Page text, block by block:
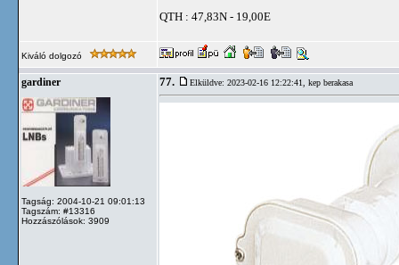
QTH : 47,83N - 19,00E
Kiváló dolgozó
gardiner
Tagság: 2004-10-21 09:01:13
Tagszám: #13316
Hozzászólások: 3909
77. Elküldve: 2023-02-16 12:22:41, kep berakasa